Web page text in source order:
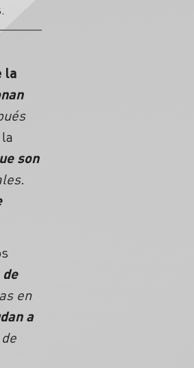
la
son
en
a